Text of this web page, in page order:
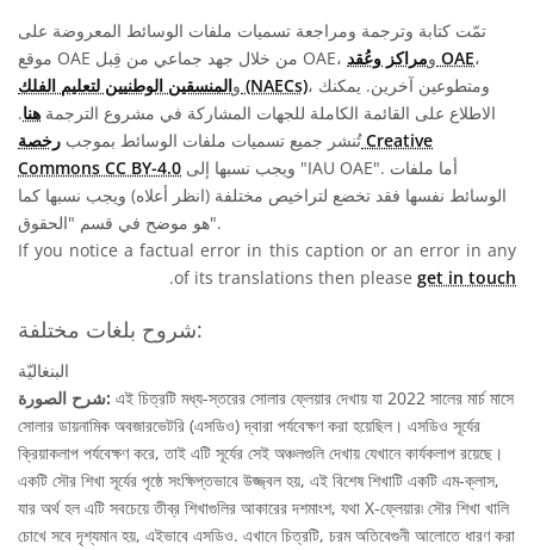
تمّت كتابة وترجمة ومراجعة تسميات ملفات الوسائط المعروضة على
موقع OAE من خلال جهد جماعي من قِبل OAE، و مراكز وعُقد OAE،
و المنسقين الوطنيين لتعليم الفلك (NAECs)، ومتطوعين آخرين. يمكنك
الاطلاع على القائمة الكاملة للجهات المشاركة في مشروع الترجمة هنا.
تُنشر جميع تسميات ملفات الوسائط بموجب رخصة Creative
Commons CC BY-4.0
الوسائط نفسها فقد تخضع لتراخيص مختلفة (انظر أعلاه) ويجب نسبها كما
هو موضح في قسم "الحقوق".
If you notice a factual error in this caption or an error in any
of its translations then please get in touch
.
شروح بلغات مختلفة:
البنغاليّة
شرح الصورة: এই চিত্রটি মধ্য-স্তরের সোলার ফ্লেয়ার দেখায় যা 2022 সালের মার্চ মাসে
সোলার ডায়নামিক অবজারভেটরি (এসডিও) দ্বারা পর্যবেক্ষণ করা হয়েছিল। এসডিও সূর্যের
ক্রিয়াকলাপ পর্যবেক্ষণ করে, তাই এটি সূর্যের সেই অঞ্চলগুলি দেখায় যেখানে কার্যকলাপ রয়েছে।
একটি সৌর শিখা সূর্যের পৃষ্ঠে সংক্ষিপ্তভাবে উজ্জ্বল হয়, এই বিশেষ শিখাটি একটি এম-ক্লাস,
যার অর্থ হল এটি সবচেয়ে তীব্র শিখাগুলির আকারের দশমাংশ, যথা X-ফ্লেয়ার৷ সৌর শিখা খালি
চোখে সবে দৃশ্যমান হয়, এইভাবে এসডিও. এখানে চিত্রটি, চরম অতিবেগুনী আলোতে ধারণ করা